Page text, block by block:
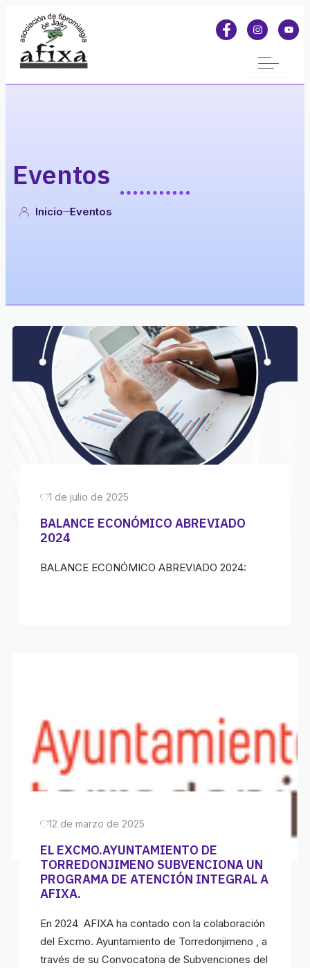
Eventos
Inicio Eventos
1 de julio de 2025
BALANCE ECONÓMICO ABREVIADO
2024
BALANCE ECONÓMICO ABREVIADO 2024:
12 de marzo de 2025
EL EXCMO.AYUNTAMIENTO DE
TORREDONJIMENO SUBVENCIONA UN
PROGRAMA DE ATENCIÓN INTEGRAL A
AFIXA.
En 2024 AFIXA ha contado con la colaboración
del Excmo. Ayuntamiento de Torredonjimeno , a
través de su Convocatoria de Subvenciones del